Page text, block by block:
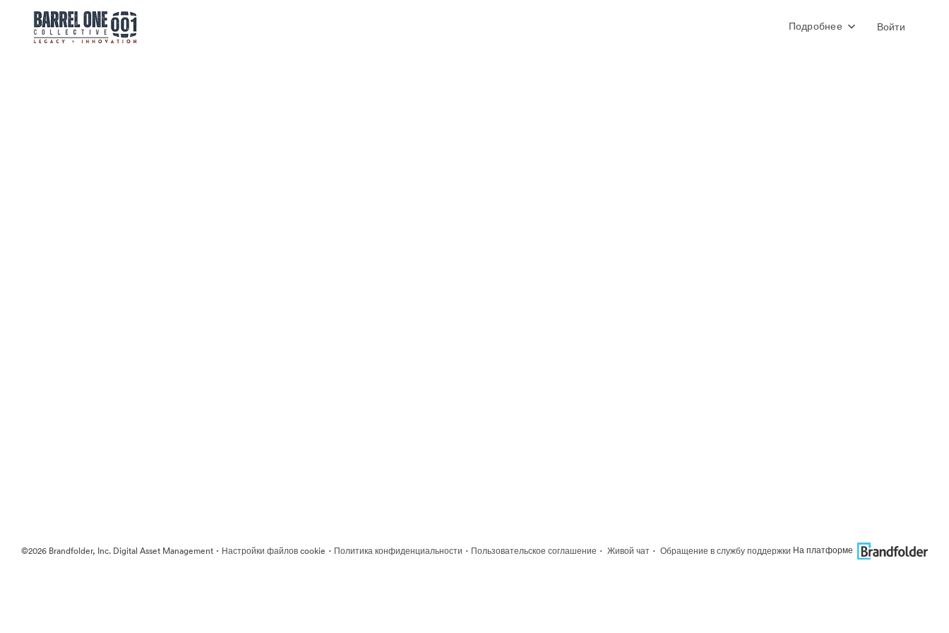
Подробнее Войти
©2026 Brandfolder, Inc. Digital Asset Management · Настройки файлов cookie · Политика конфиденциальности · Пользовательское соглашение · Живой чат · Обращение в службу поддержки На платформе